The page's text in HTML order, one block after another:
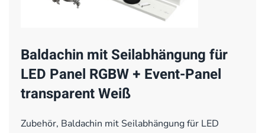
Baldachin mit Seilabhängung für
LED Panel RGBW + Event-Panel
transparent Weiß
Zubehör, Baldachin mit Seilabhängung für LED